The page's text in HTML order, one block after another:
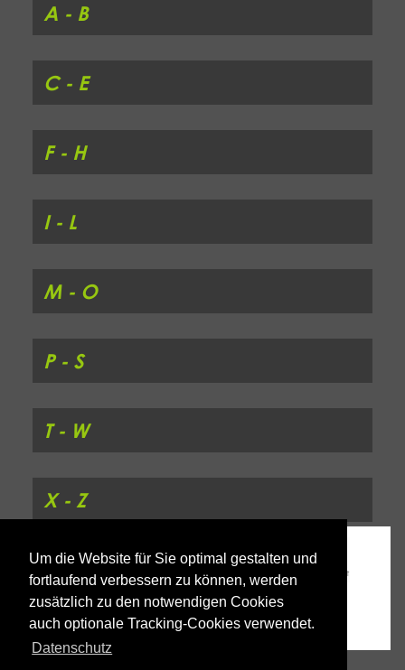
Um die Website für Sie optimal gestalten und
fortlaufend verbessern zu können, werden
zusätzlich zu den notwendigen Cookies
auch optionale Tracking-Cookies verwendet.
Datenschutz
A - B
C - E
F - H
I - L
M - O
P - S
T - W
X - Z